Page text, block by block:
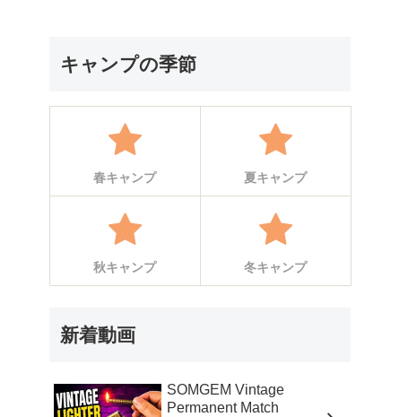
キャンプの季節
春キャンプ 夏キャンプ
秋キャンプ 冬キャンプ
新着動画
SOMGEM Vintage
Permanent Match